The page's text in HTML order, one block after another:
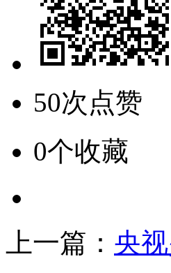
50次点赞
0个收藏
上一篇： 央